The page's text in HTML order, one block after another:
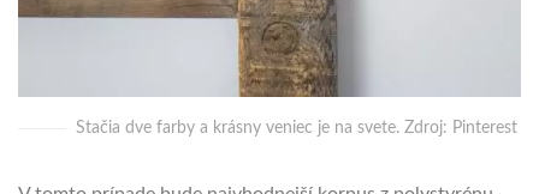
Stačia dve farby a krásny veniec je na svete. Zdroj: Pinterest